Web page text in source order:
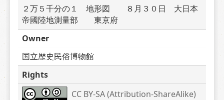
２万５千分の１　地形図　　８月３０日　大日本
帝國陸地測量部　　東京府
Owner
国立歴史民俗博物館
Rights
CC BY-SA (Attribution-ShareAlike)